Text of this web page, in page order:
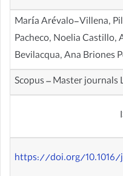
María Arévalo-Villena,
Pacheco, Noelia Castillo,
Bevilacqua, Ana Briones
Scopus – Master journals
https://doi.org/10.1016/